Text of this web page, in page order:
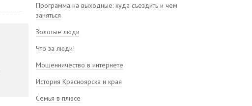
Программа на выходные: куда съездить и чем
заняться
Золотые люди
Что за люди!
Мошенничество в интернете
История Красноярска и края
Семья в плюсе